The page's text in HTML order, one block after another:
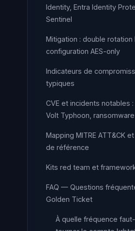
Identity, Entra Identity
Sentinel
Mitigation : double
configuration AES-only
Indicateurs de
typiques
CVE et incidents notables :
Volt Typhoon, ransomware
Mapping MITRE ATT&CK
de référence
Kits red team et
FAQ — Questions
Golden Ticket
À quelle fréquence